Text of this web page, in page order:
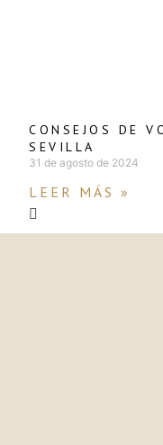
CONSEJOS DE
SEVILLA
31 de agosto de 2024
LEER MÁS »